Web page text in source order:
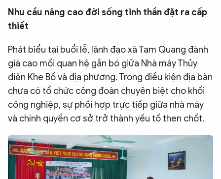
Nhu cầu nâng cao đời sống tinh thần đặt ra cấp
thiết
Phát biểu tại buổi lễ, lãnh đạo xã Tam Quang đánh
giá cao mối quan hệ gắn bó giữa Nhà máy Thủy
điện Khe Bố và địa phương. Trong điều kiện địa bàn
chưa có tổ chức công đoàn chuyên biệt cho khối
công nghiệp, sự phối hợp trực tiếp giữa nhà máy
và chính quyền cơ sở trở thành yếu tố then chốt.